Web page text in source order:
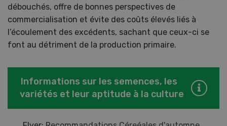
débouchés, offre de bonnes perspectives de
commercialisation et évite des coûts élevés liés à
l’écoulement des excédents, sachant que ceux-ci se
font au détriment de la production primaire.
Informations sur les semences, les
variétés et leur aptitude à la culture